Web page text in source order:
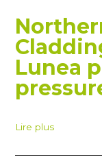
Lunea
Lire plus